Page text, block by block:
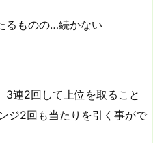
るものの…続かない
3連2回して上位を取ること
ジ2回も当たりを引く事がで